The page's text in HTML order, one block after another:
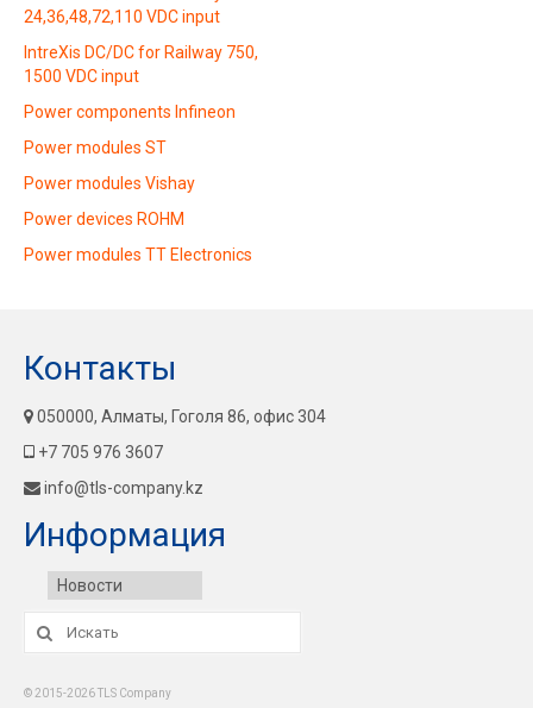
24,36,48,72,110 VDC input
IntreXis DC/DC for Railway 750,
1500 VDC input
Power components Infineon
Power modules ST
Power modules Vishay
Power devices ROHM
Power modules TT Electronics
Контакты
050000, Алматы, Гоголя 86, офис 304
+7 705 976 3607
info@tls-company.kz
Информация
Новости
Искать:
© 2015-2026 TLS Company